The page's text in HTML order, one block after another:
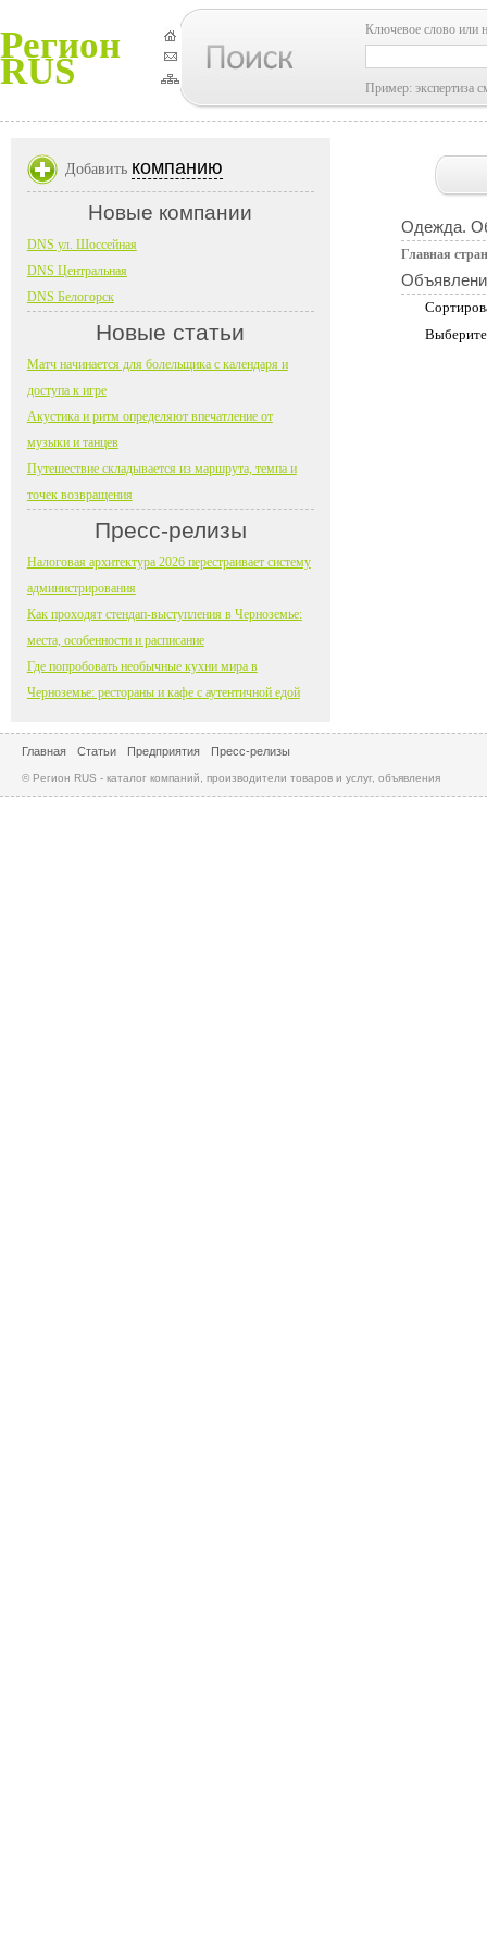
Регион
RUS
Ключевое слово или
Пример: экспертиза
Одежда.
Главная
Добавить компанию
Новые компании
DNS ул. Шоссейная
DNS Центральная
DNS Белогорск
Новые статьи
Матч начинается для болельщика с календаря и
доступа к игре
Акустика и ритм определяют впечатление от
музыки и танцев
Путешествие складывается из маршрута, темпа и
точек возвращения
Пресс-релизы
Налоговая архитектура 2026 перестраивает систему
администрирования
Как проходят стендап-выступления в Черноземье:
места, особенности и расписание
Где попробовать необычные кухни мира в
Черноземье: рестораны и кафе с аутентичной едой
Главная Статьи Предприятия Пресс-релизы
© Регион RUS - каталог компаний, производители товаров и услуг, объявления